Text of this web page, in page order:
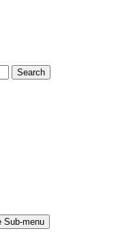
Search
Sub-menu